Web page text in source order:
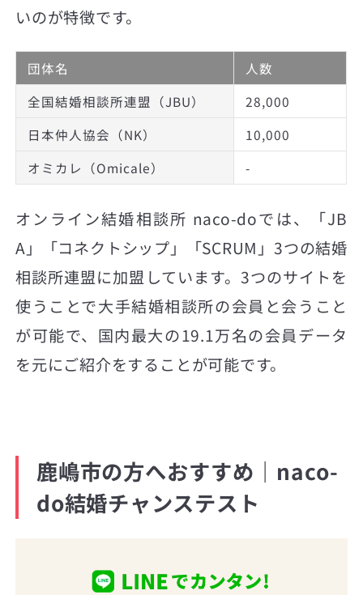
いのが特徴です。
団体名
人数
全国結婚相談所連盟（JBU）
28,000
日本仲人協会（NK）
10,000
オミカレ（Omicale）
-
オンライン結婚相談所 naco-doでは、「JB
A」「コネクトシップ」「SCRUM」3つの結婚
相談所連盟に加盟しています。3つのサイトを
使うことで大手結婚相談所の会員と会うこと
が可能で、国内最大の19.1万名の会員データ
を元にご紹介をすることが可能です。
鹿嶋市の方へおすすめ｜naco-
do結婚チャンステスト